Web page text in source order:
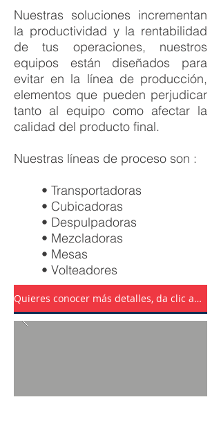
Nuestras soluciones incrementan
la productividad y la rentabilidad
de tus operaciones, nuestros
equipos están diseñados para
evitar en la línea de producción,
elementos que pueden perjudicar
tanto al equipo como afectar la
calidad del producto final.
Nuestras líneas de proceso son :
• Transportadoras
• Cubicadoras
• Despulpadoras
• Mezcladoras
• Mesas
• Volteadores
Quieres conocer más detalles, da clic aquí